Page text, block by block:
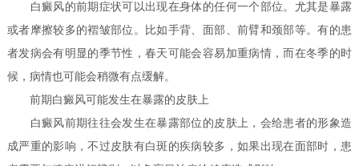
白癜风的前期症状可以出现在身体的任何一个部位。尤其是暴露
或者摩擦较多的褶皱部位。比如手背、面部、前臂和颈部等。有的患
者发病会有明显的季节性，春天可能会容易加重病情，而在冬季的时
候，病情也可能会稍微有点缓解。
前期白癜风可能发生在暴露的皮肤上
白癜风前期往往会发生在暴露部位的皮肤上，会给患者的形象造
成严重的影响，不过皮肤有白斑的疾病较多，如果出现在面部时，患